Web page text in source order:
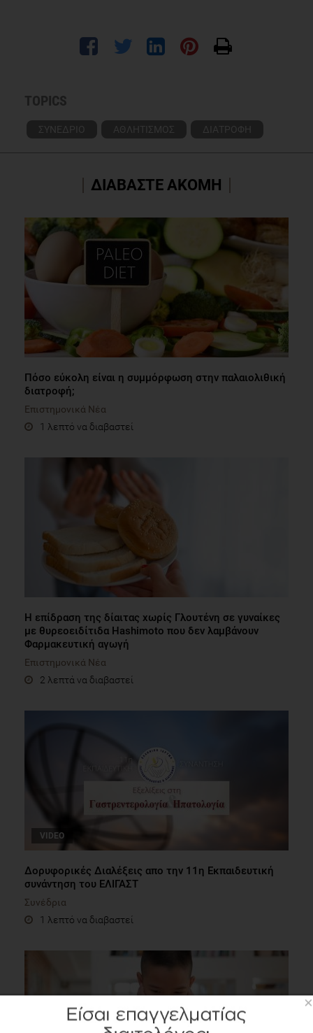
TOPICS
ΣΥΝΕΔΡΙΟ ΑΘΛΗΤΙΣΜΟΣ ΔΙΑΤΡΟΦΗ
ΔΙΑΒΑΣΤΕ ΑΚΟΜΗ
Πόσο εύκολη είναι η συμμόρφωση στην παλαιολιθική
διατροφή;
Επιστημονικά Νέα
1 λεπτό να διαβαστεί
Η επίδραση της δίαιτας χωρίς Γλουτένη σε γυναίκες
με θυρεοειδίτιδα Hashimoto που δεν λαμβάνουν
Φαρμακευτική αγωγή
Επιστημονικά Νέα
2 λεπτά να διαβαστεί
VIDEO
Δορυφορικές Διαλέξεις απο την 11η Εκπαιδευτική
συνάντηση του ΕΛΙΓΑΣΤ
Συνέδρια
1 λεπτό να διαβαστεί
×